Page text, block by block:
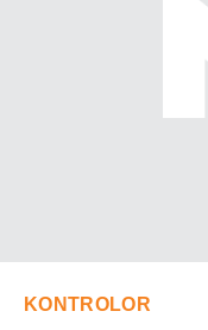
KONTROLOR